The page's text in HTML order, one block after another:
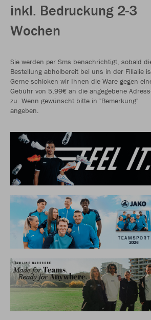
inkl. Bedruckung 2-3
Wochen
Sie werden per Sms benachrichtigt, sobald
Bestellung abholbereit bei uns in der Filialie
Gerne schicken wir Ihnen die Ware gegen
Gebühr von 5,99€ an die angegebene
zu. Wenn gewünscht bitte in "Bemerkung"
angeben.